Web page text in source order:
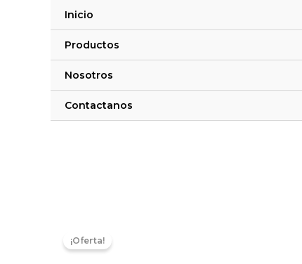
Inicio
Productos
Nosotros
Contactanos
¡Oferta!